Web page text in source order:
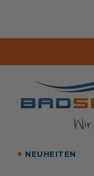
NEUHEITEN